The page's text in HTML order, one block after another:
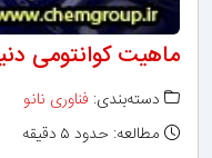
ماهیت کوانتومی
دسته‌بندی: فناوری نانو
مطالعه: حدود ۵ دقیقه